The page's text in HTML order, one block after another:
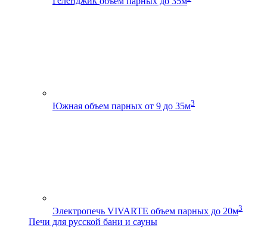
Южная объем парных от 9 до 35м3
Электропечь VIVARTE объем парных до 20м3
Печи для русской бани и сауны